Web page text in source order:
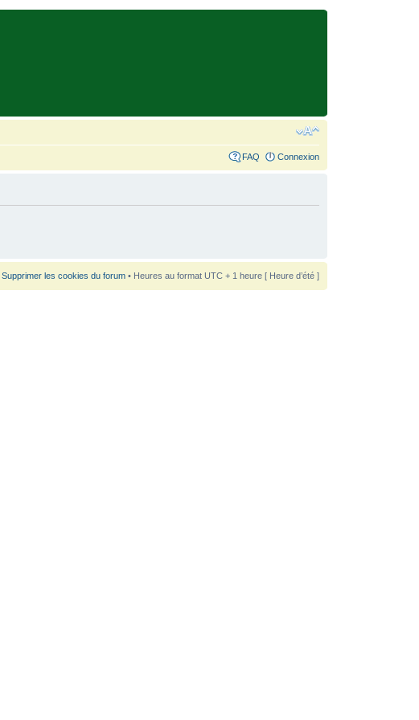
FAQ Connexion
Supprimer les cookies du forum• Heures au format UTC + 1 heure [ Heure d’été ]